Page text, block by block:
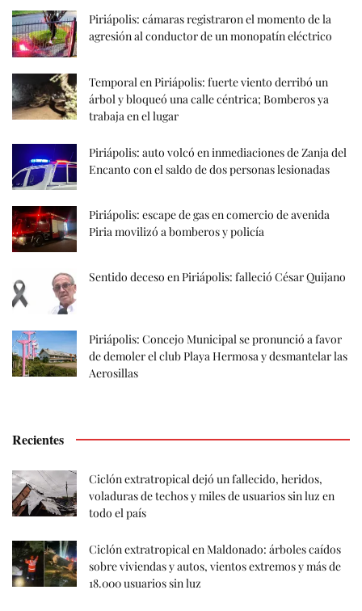
Piriápolis: cámaras registraron el momento de la
agresión al conductor de un monopatín eléctrico
Temporal en Piriápolis: fuerte viento derribó un
árbol y bloqueó una calle céntrica; Bomberos ya
trabaja en el lugar
Piriápolis: auto volcó en inmediaciones de Zanja del
Encanto con el saldo de dos personas lesionadas
Piriápolis: escape de gas en comercio de avenida
Piria movilizó a bomberos y policía
Sentido deceso en Piriápolis: falleció César Quijano
Piriápolis: Concejo Municipal se pronunció a favor
de demoler el club Playa Hermosa y desmantelar las
Aerosillas
Recientes
Ciclón extratropical dejó un fallecido, heridos,
voladuras de techos y miles de usuarios sin luz en
todo el país
Ciclón extratropical en Maldonado: árboles caídos
sobre viviendas y autos, vientos extremos y más de
18.000 usuarios sin luz